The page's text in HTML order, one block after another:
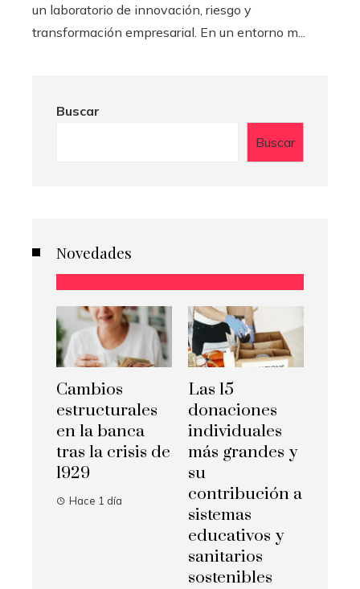
un laboratorio de innovación, riesgo y
transformación empresarial. En un entorno m...
Buscar
Buscar
Novedades
Cambios
estructurales
en la banca
tras la crisis de
1929
Hace 1 día
Las 15
donaciones
individuales
más grandes y
su
contribución a
sistemas
educativos y
sanitarios
sostenibles